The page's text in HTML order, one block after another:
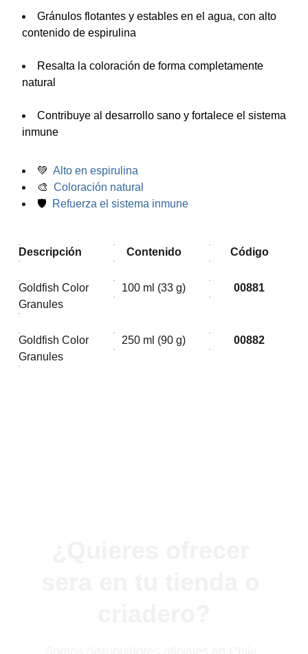
Gránulos flotantes y estables en el agua, con alto
contenido de espirulina
Resalta la coloración de forma completamente
natural
Contribuye al desarrollo sano y fortalece el sistema
inmune
💚 Alto en espirulina
🎨 Coloración natural
🛡 Refuerza el sistema inmune
Descripción Contenido Código
Goldfish Color
Granules
100 ml (33 g) 00881
Goldfish Color
Granules
250 ml (90 g) 00882